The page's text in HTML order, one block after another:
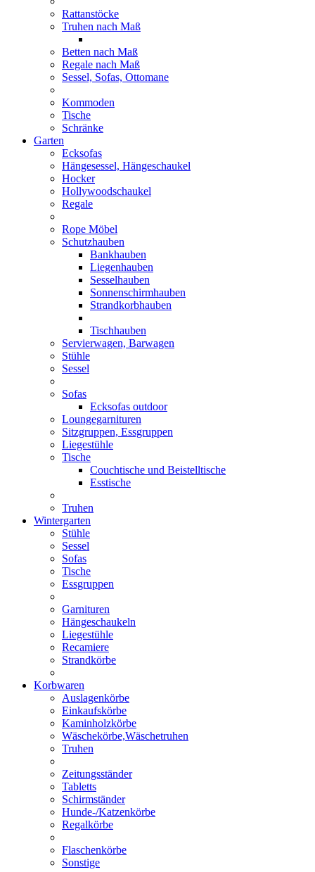
Rattanstöcke
Truhen nach Maß
Betten nach Maß
Regale nach Maß
Sessel, Sofas, Ottomane
Kommoden
Tische
Schränke
Garten
Ecksofas
Hängesessel, Hängeschaukel
Hocker
Hollywoodschaukel
Regale
Rope Möbel
Schutzhauben
Bankhauben
Liegenhauben
Sesselhauben
Sonnenschirmhauben
Strandkorbhauben
Tischhauben
Servierwagen, Barwagen
Stühle
Sessel
Sofas
Ecksofas outdoor
Loungegarnituren
Sitzgruppen, Essgruppen
Liegestühle
Tische
Couchtische und Beistelltische
Esstische
Truhen
Wintergarten
Stühle
Sessel
Sofas
Tische
Essgruppen
Garnituren
Hängeschaukeln
Liegestühle
Recamiere
Strandkörbe
Korbwaren
Auslagenkörbe
Einkaufskörbe
Kaminholzkörbe
Wäschekörbe,Wäschetruhen
Truhen
Zeitungsständer
Tabletts
Schirmständer
Hunde-/Katzenkörbe
Regalkörbe
Flaschenkörbe
Sonstige